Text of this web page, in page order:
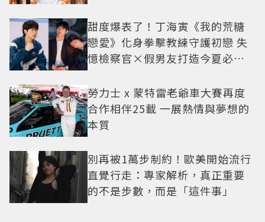
甜度爆表了！丁海寅《我的荒糖
戀愛》化身拳擊教練守護初戀 失
憶檢察官×假男友打造今夏必看
勞力士 x 蒙特雷老爺車大賽再度
合作相伴25載 一展熱情與夢想的
本質
別再被1萬步制約！歐美開始流行
直覺行走：專家解析，真正重要
的不是步數，而是「這件事」